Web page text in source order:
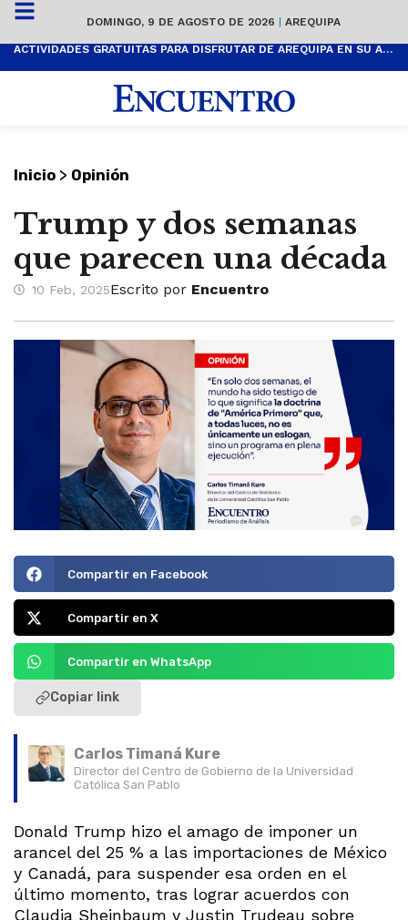
DOMINGO, 9 DE AGOSTO DE 2026 | AREQUIPA
ACTIVIDADES GRATUITAS PARA DISFRUTAR DE AREQUIPA EN SU ANIVERSARIO
Inicio > Opinión
Trump y dos semanas
que parecen una década
10 Feb, 2025Escrito por Encuentro
Compartir en Facebook
Compartir en X
Compartir en WhatsApp
Copiar link
Carlos Timaná Kure
Director del Centro de Gobierno de la Universidad
Católica San Pablo
Donald Trump hizo el amago de imponer un
arancel del 25 % a las importaciones de México
y Canadá, para suspender esa orden en el
último momento, tras lograr acuerdos con
Claudia Sheinbaum y Justin Trudeau sobre